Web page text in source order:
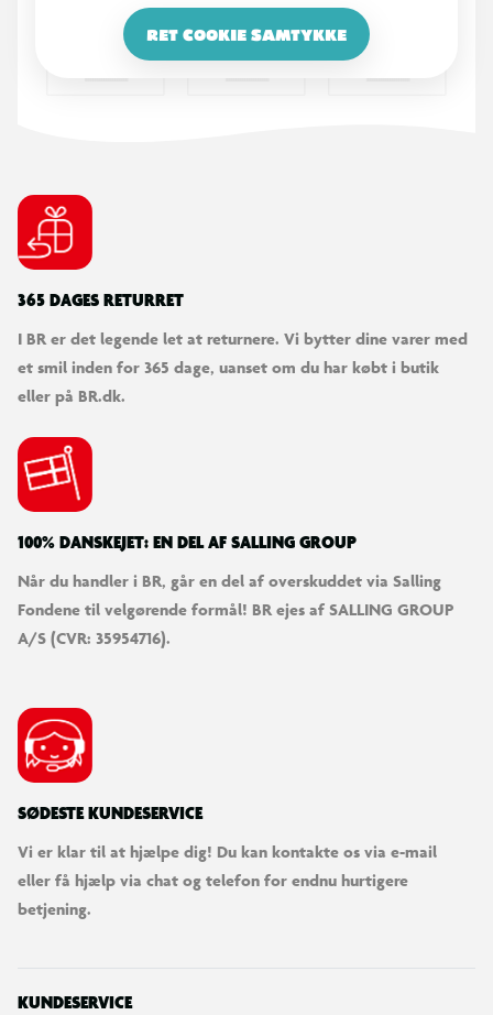
RET COOKIE SAMTYKKE
365 DAGES RETURRET
I BR er det legende let at returnere. Vi bytter dine varer med
et smil inden for 365 dage, uanset om du har købt i butik
eller på BR.dk.
100% DANSKEJET: EN DEL AF SALLING GROUP
Når du handler i BR, går en del af overskuddet via Salling
Fondene til velgørende formål! BR ejes af SALLING GROUP
A/S (CVR: 35954716).
SØDESTE KUNDESERVICE
Vi er klar til at hjælpe dig! Du kan kontakte os via e-mail
eller få hjælp via chat og telefon for endnu hurtigere
betjening.
KUNDESERVICE